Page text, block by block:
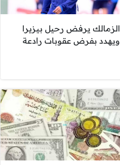
الزمالك يرفض رحيل بيزيرا
ويهدد بفرض عقوبات رادعة